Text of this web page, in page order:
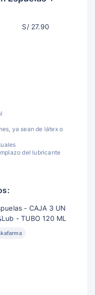
S/ 27.90
ya sean de látex o
del lubricante
- CAJA 3 UN
- TUBO 120 ML